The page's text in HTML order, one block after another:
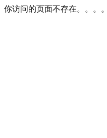
你访问的页面不存在。。。。